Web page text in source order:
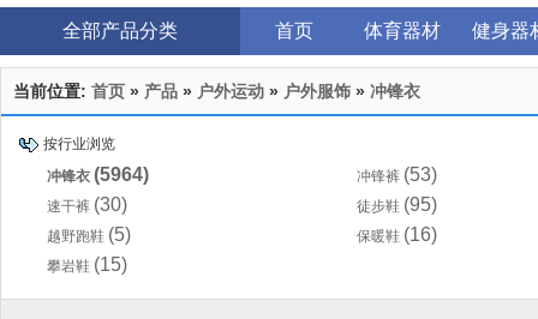
全部产品分类 首页 体育器材 健身器
当前位置: 首页 » 产品 » 户外运动 » 户外服饰 » 冲锋衣
按行业浏览
冲锋衣 (5964) 冲锋裤 (53)
速干裤 (30) 徒步鞋 (95)
越野跑鞋 (5) 保暖鞋 (16)
攀岩鞋 (15)